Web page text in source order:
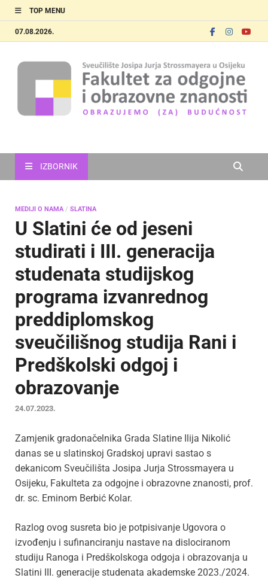
TOP MENU
07.08.2026.
IZBORNIK
MEDIJI O NAMA/ SLATINA
U Slatini će od jeseni
studirati i III. generacija
studenata studijskog
programa izvanrednog
preddiplomskog
sveučilišnog studija Rani i
Predškolski odgoj i
obrazovanje
24.07.2023.
Zamjenik gradonačelnika Grada Slatine Ilija Nikolić
danas se u slatinskoj Gradskoj upravi sastao s
dekanicom Sveučilišta Josipa Jurja Strossmayera u
Osijeku, Fakulteta za odgojne i obrazovne znanosti, prof.
dr. sc. Eminom Berbić Kolar.
Razlog ovog susreta bio je potpisivanje Ugovora o
izvođenju i sufinanciranju nastave na dislociranom
studiju Ranoga i Predškolskoga odgoja i obrazovanja u
Slatini III. generacije studenata akademske 2023./2024.